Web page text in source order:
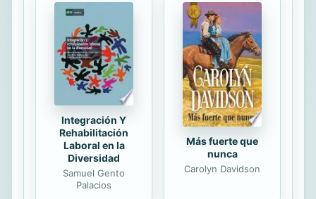
Integración Y
Rehabilitación
Laboral en la
Diversidad
Samuel Gento
Palacios
Más fuerte que
nunca
Carolyn Davidson